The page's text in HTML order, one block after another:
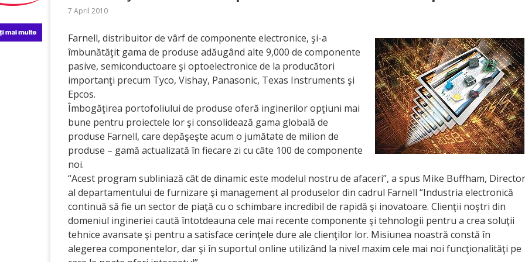
7 April 2010
Farnell, distribuitor de vârf de componente electronice, şi-a
îmbunătăţit gama de produse adăugând alte 9,000 de componente
pasive, semiconductoare şi optoelectronice de la producători
importanţi precum Tyco, Vishay, Panasonic, Texas Instruments şi
Epcos.
Îmbogăţirea portofoliului de produse oferă inginerilor opţiuni mai
bune pentru proiectele lor şi consolidează gama globală de
produse Farnell, care depăşeşte acum o jumătate de milion de
produse – gamă actualizată în fiecare zi cu câte 100 de componente
noi.
“Acest program subliniază cât de dinamic este modelul nostru de afaceri”, a spus Mike Buffham, Director
al departamentului de furnizare şi management al produselor din cadrul Farnell “Industria electronică
continuă să fie un sector de piaţă cu o schimbare incredibil de rapidă şi inovatoare. Clienţii noştri din
domeniul ingineriei caută întotdeauna cele mai recente componente şi tehnologii pentru a crea soluţii
tehnice avansate şi pentru a satisface cerinţele dure ale clienţilor lor. Misiunea noastră constă în
alegerea componentelor, dar şi în suportul online utilizând la nivel maxim cele mai noi funcţionalităţi pe